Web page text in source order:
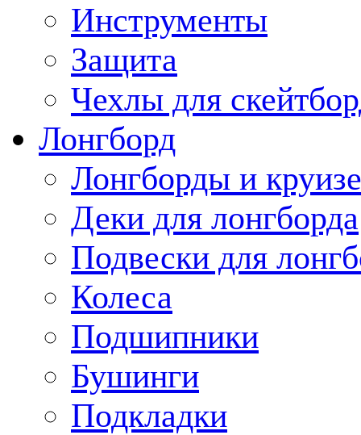
Инструменты
Защита
Чехлы для
Лонгборд
Лонгборды и
Деки для лонгборда
Подвески для
Колеса
Подшипники
Бушинги
Подкладки